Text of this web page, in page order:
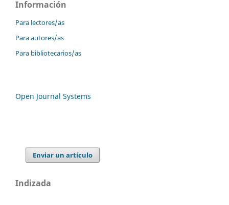
Información
Para lectores/as
Para autores/as
Para bibliotecarios/as
Open Journal Systems
Enviar un artículo
Indizada